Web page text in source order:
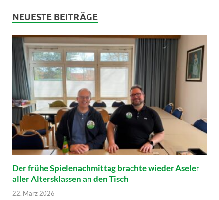
NEUESTE BEITRÄGE
Der frühe Spielenachmittag brachte wieder Aseler
aller Altersklassen an den Tisch
22. März 2026